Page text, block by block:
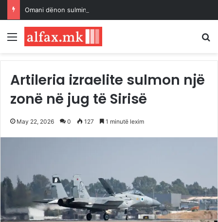
Menu
Artileria izraelite sulmon një
zonë në jug të Sirisë
May 22, 2026 0 127 1 minutë lexim